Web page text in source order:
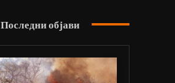
Последни објави